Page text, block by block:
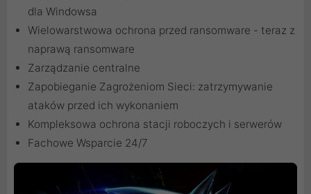
dla Windowsa
Wielowarstwowa ochrona przed ransomware - teraz z
naprawą ransomware
Zarządzanie centralne
Zapobieganie Zagrożeniom Sieci: zatrzymywanie
ataków przed ich wykonaniem
Kompleksowa ochrona stacji roboczych i serwerów
Fachowe Wsparcie 24/7